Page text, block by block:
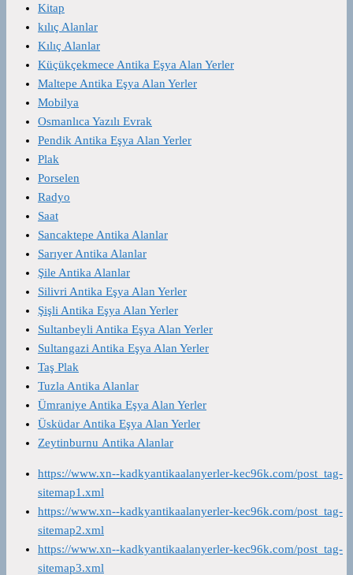
Kitap
kılıç Alanlar
Kılıç Alanlar
Küçükçekmece Antika Eşya Alan Yerler
Maltepe Antika Eşya Alan Yerler
Mobilya
Osmanlıca Yazılı Evrak
Pendik Antika Eşya Alan Yerler
Plak
Porselen
Radyo
Saat
Sancaktepe Antika Alanlar
Sarıyer Antika Alanlar
Şile Antika Alanlar
Silivri Antika Eşya Alan Yerler
Şişli Antika Eşya Alan Yerler
Sultanbeyli Antika Eşya Alan Yerler
Sultangazi Antika Eşya Alan Yerler
Taş Plak
Tuzla Antika Alanlar
Ümraniye Antika Eşya Alan Yerler
Üsküdar Antika Eşya Alan Yerler
Zeytinburnu Antika Alanlar
https://www.xn--kadkyantikaalanyerler-kec96k.com/post_tag-
sitemap1.xml
https://www.xn--kadkyantikaalanyerler-kec96k.com/post_tag-
sitemap2.xml
https://www.xn--kadkyantikaalanyerler-kec96k.com/post_tag-
sitemap3.xml